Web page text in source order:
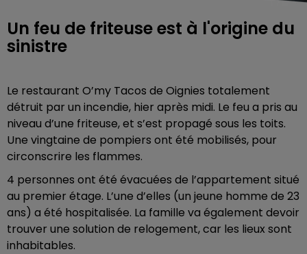
Un feu de friteuse est à l'origine du
sinistre
Le restaurant O’my Tacos de Oignies totalement
détruit par un incendie, hier après midi. Le feu a pris au
niveau d’une friteuse, et s’est propagé sous les toits.
Une vingtaine de pompiers ont été mobilisés, pour
circonscrire les flammes.
4 personnes ont été évacuées de l’appartement situé
au premier étage. L’une d’elles (un jeune homme de 23
ans) a été hospitalisée. La famille va également devoir
trouver une solution de relogement, car les lieux sont
inhabitables.